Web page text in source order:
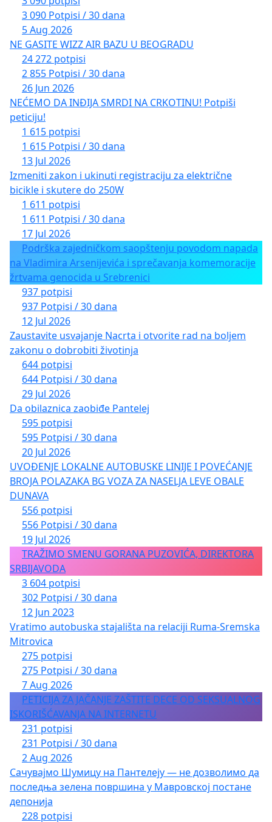
3 090 Potpisi / 30 dana
5 Aug 2026
NE GASITE WIZZ AIR BAZU U BEOGRADU
24 272 potpisi
2 855 Potpisi / 30 dana
26 Jun 2026
NEĆEMO DA INĐIJA SMRDI NA CRKOTINU! Potpiši
peticiju!
1 615 potpisi
1 615 Potpisi / 30 dana
13 Jul 2026
Izmeniti zakon i ukinuti registraciju za električne
bicikle i skutere do 250W
1 611 potpisi
1 611 Potpisi / 30 dana
17 Jul 2026
Podrška zajedničkom saopštenju povodom napada
na Vladimira Arsenijevića i sprečavanja komemoracije
žrtvama genocida u Srebrenici
937 potpisi
937 Potpisi / 30 dana
12 Jul 2026
Zaustavite usvajanje Nacrta i otvorite rad na boljem
zakonu o dobrobiti životinja
644 potpisi
644 Potpisi / 30 dana
29 Jul 2026
Da obilaznica zaobiđe Pantelej
595 potpisi
595 Potpisi / 30 dana
20 Jul 2026
UVOĐENJE LOKALNE AUTOBUSKE LINIJE I POVEĆANJE
BROJA POLAZAKA BG VOZA ZA NASELJA LEVE OBALE
DUNAVA
556 potpisi
556 Potpisi / 30 dana
19 Jul 2026
TRAŽIMO SMENU GORANA PUZOVIĆA, DIREKTORA
SRBIJAVODA
3 604 potpisi
302 Potpisi / 30 dana
12 Jun 2023
Vratimo autobuska stajališta na relaciji Ruma-Sremska
Mitrovica
275 potpisi
275 Potpisi / 30 dana
7 Aug 2026
PETICIJA ZA JAČANJE ZAŠTITE DECE OD SEKSUALNOG
ISKORIŠĆAVANJA NA INTERNETU
231 potpisi
231 Potpisi / 30 dana
2 Aug 2026
Сачувајмо Шумицу на Пантелеју — не дозволимо да
последња зелена површина у Мавровској постане
депонија
228 potpisi